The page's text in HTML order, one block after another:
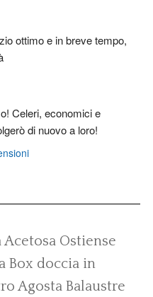
ottimo e in breve tempo,
Celeri, economici e
di nuovo a loro!
Ostiense
Box doccia in
Agosta Balaustre